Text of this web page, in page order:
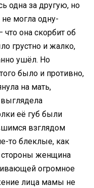
одна за другую, но
могла одну-
она скорбит об
грустно и жалко,
ушёл. Но
было и противно,
на мать,
её губ были
взглядом
то блеклые, как
женщина
огромное
лица мамы не